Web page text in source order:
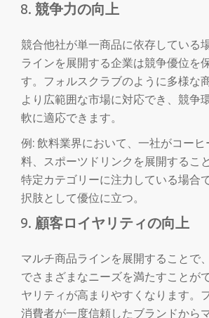
競争力の向上
競合他社が単一商品に依存している
ラインを展開する企業は競争優位を
す。フォルスクラブのように多様な
より広範囲な市場に対応でき、競争
軟に適応できます。
例: 飲料業界において、一社がコー
料、スポーツドリンクを展開するこ
特定カテゴリーに注力している場合
択肢として優位に立つ。
顧客ロイヤリティの向上
マルチ商品ラインを展開することで
でさまざまなニーズを満たすことが
ヤリティが高まりやすくなります。
消費者が一度信頼したブランドから